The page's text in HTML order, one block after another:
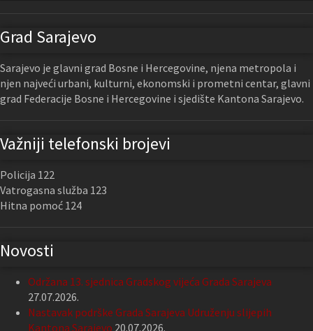
Grad Sarajevo
Sarajevo je glavni grad Bosne i Hercegovine, njena metropola i
njen najveći urbani, kulturni, ekonomski i prometni centar, glavni
grad Federacije Bosne i Hercegovine i sjedište Kantona Sarajevo.
Važniji telefonski brojevi
Policija 122
Vatrogasna služba 123
Hitna pomoć 124
Novosti
Održana 13. sjednica Gradskog vijeća Grada Sarajeva
27.07.2026.
Nastavak podrške Grada Sarajeva Udruženju slijepih
Kantona Sarajevo 20.07.2026.